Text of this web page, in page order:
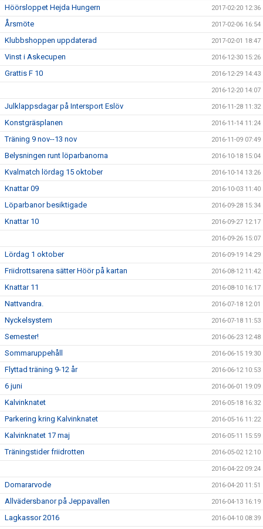
Höörsloppet Hejda Hungern 2017-02-20 12:36
Årsmöte 2017-02-06 16:54
Klubbshoppen uppdaterad 2017-02-01 18:47
Vinst i Askecupen 2016-12-30 15:26
Grattis F 10 2016-12-29 14:43
2016-12-20 14:07
Julklappsdagar på Intersport Eslöv 2016-11-28 11:32
Konstgräsplanen 2016-11-14 11:24
Träning 9 nov--13 nov 2016-11-09 07:49
Belysningen runt löparbanorna 2016-10-18 15:04
Kvalmatch lördag 15 oktober 2016-10-14 13:26
Knattar 09 2016-10-03 11:40
Löparbanor besiktigade 2016-09-28 15:34
Knattar 10 2016-09-27 12:17
2016-09-26 15:07
Lördag 1 oktober 2016-09-19 14:29
Friidrottsarena sätter Höör på kartan 2016-08-12 11:42
Knattar 11 2016-08-10 16:17
Nattvandra. 2016-07-18 12:01
Nyckelsystem 2016-07-18 11:53
Semester! 2016-06-23 12:48
Sommaruppehåll 2016-06-15 19:30
Flyttad träning 9-12 år 2016-06-12 10:53
6 juni 2016-06-01 19:09
Kalvinknatet 2016-05-18 16:32
Parkering kring Kalvinknatet 2016-05-16 11:22
Kalvinknatet 17 maj 2016-05-11 15:59
Träningstider friidrotten 2016-05-02 12:10
2016-04-22 09:24
Domararvode 2016-04-20 11:51
Allvädersbanor på Jeppavallen 2016-04-13 16:19
Lagkassor 2016 2016-04-10 08:39